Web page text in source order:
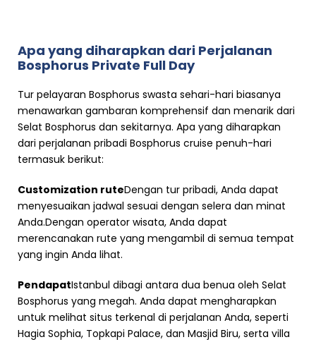
Apa yang diharapkan dari Perjalanan
Bosphorus Private Full Day
Tur pelayaran Bosphorus swasta sehari-hari biasanya
menawarkan gambaran komprehensif dan menarik dari
Selat Bosphorus dan sekitarnya. Apa yang diharapkan
dari perjalanan pribadi Bosphorus cruise penuh-hari
termasuk berikut:
Customization ruteDengan tur pribadi, Anda dapat
menyesuaikan jadwal sesuai dengan selera dan minat
Anda.Dengan operator wisata, Anda dapat
merencanakan rute yang mengambil di semua tempat
yang ingin Anda lihat.
PendapatIstanbul dibagi antara dua benua oleh Selat
Bosphorus yang megah. Anda dapat mengharapkan
untuk melihat situs terkenal di perjalanan Anda, seperti
Hagia Sophia, Topkapi Palace, dan Masjid Biru, serta villa